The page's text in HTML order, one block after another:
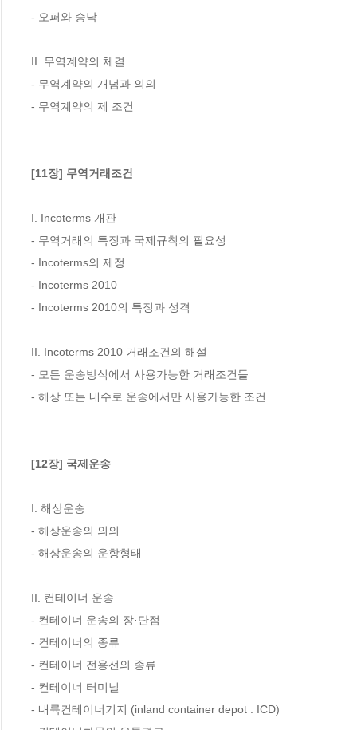
- 오퍼와 승낙
II. 무역계약의 체결
- 무역계약의 개념과 의의
- 무역계약의 제 조건
[11장] 무역거래조건
I. Incoterms 개관
- 무역거래의 특징과 국제규칙의 필요성
- Incoterms의 제정
- Incoterms 2010
- Incoterms 2010의 특징과 성격
II. Incoterms 2010 거래조건의 해설
- 모든 운송방식에서 사용가능한 거래조건들
- 해상 또는 내수로 운송에서만 사용가능한 조건
[12장] 국제운송
I. 해상운송
- 해상운송의 의의
- 해상운송의 운항형태
II. 컨테이너 운송
- 컨테이너 운송의 장·단점
- 컨테이너의 종류
- 컨테이너 전용선의 종류
- 컨테이너 터미널
- 내륙컨테이너기지 (inland container depot : ICD)